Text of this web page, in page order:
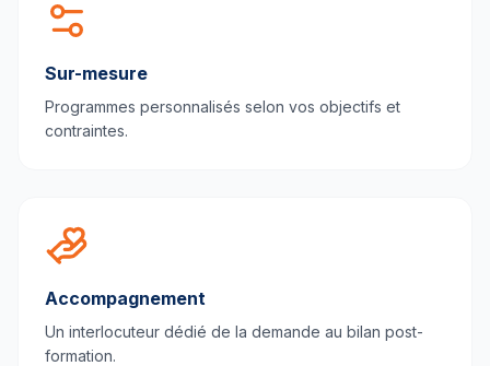
Sur-mesure
Programmes personnalisés selon vos objectifs et
contraintes.
Accompagnement
Un interlocuteur dédié de la demande au bilan post-
formation.